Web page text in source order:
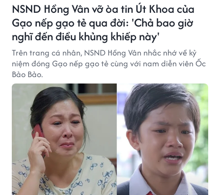
NSND Hồng Vân vỡ òa tin Út Khoa của
Gạo nếp gạo tẻ qua đời: 'Chả bao giờ
nghĩ đến điều khủng khiếp này'
Trên trang cá nhân, NSND Hồng Vân nhắc nhớ về kỷ
niệm đóng Gạo nếp gạo tẻ cùng với nam diễn viên Ốc
Bảo Bảo.